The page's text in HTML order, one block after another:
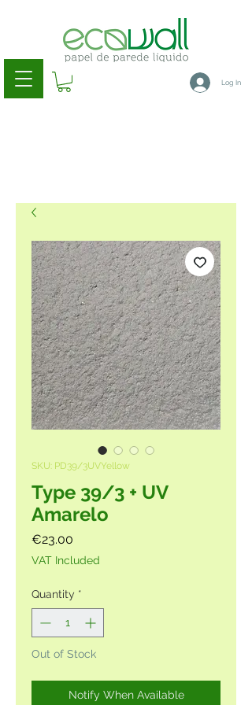
Log In
SKU: PD39/3UVYellow
Type 39/3 + UV
Amarelo
€23.00
VAT Included
Quantity *
Out of Stock
Notify When Available